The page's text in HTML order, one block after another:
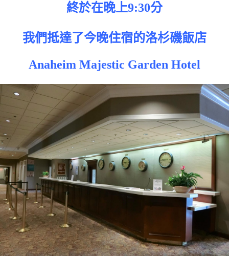
終於在晚上9:30分
我們抵達了今晚住宿的洛杉磯飯店
Anaheim Majestic Garden Hotel